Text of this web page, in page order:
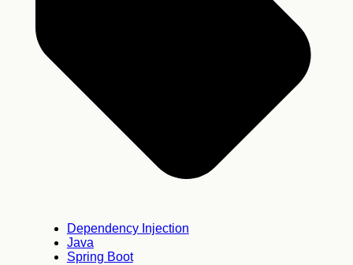
Dependency Injection
Java
Spring Boot